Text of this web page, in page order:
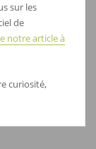
sur les
de
notre article à
curiosité,